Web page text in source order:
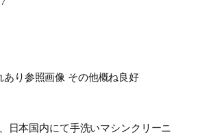
り参照画像 その他概ね良好
日本国内にて手洗いマシンクリーニ